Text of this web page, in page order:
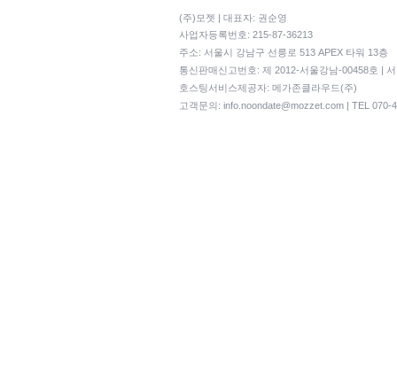
(주)모젯 | 대표자: 권순영
사업자등록번호: 215-87-36213
주소: 서울시 강남구 선릉로 513 APEX 타워 13층
통신판매신고번호: 제 2012-서울강남-00458호 |
호스팅서비스제공자: 메가존클라우드(주)
고객문의: info.noondate@mozzet.com | TEL 070-